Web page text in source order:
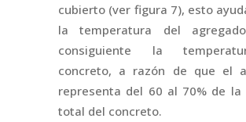
cubierto (ver figura 7), esto
la temperatura del
consiguiente la
concreto, a razón de que el
representa del 60 al 70% de la
total del concreto.